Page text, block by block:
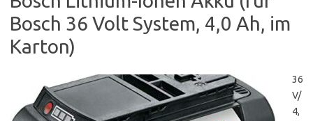
Bosch 36 Volt System, 4,0 Ah, im
Karton)
36
V/
4,